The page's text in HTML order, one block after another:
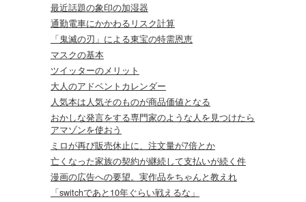
最近話題の象印の加湿器
通勤電車にかかわるリスク計算
「鬼滅の刃」による東宝の特需恩恵
マスクの基本
ツイッターのメリット
大人のアドベントカレンダー
人気本は人気そのものが商品価値となる
おかしな発言をする専門家のような人を見つけたら
アマゾンを使おう
ミロが再び販売休止に、注文量が7倍とか
亡くなった家族の契約が継続して支払いが続く件
漫画の広告への要望。実作品をちゃんと教えれ
「switchであと10年ぐらい戦えるな」